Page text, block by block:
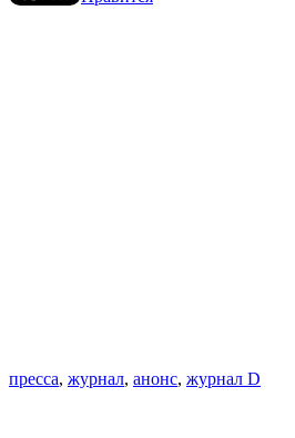
пресса, журнал, анонс, журнал D